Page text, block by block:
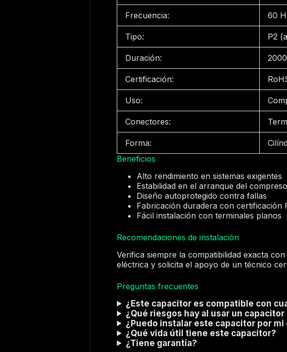
Frecuencia: 60
Tipo: P2
Duración:
Certificación:
Uso:
Conectores:
Forma:
Beneficios
Alto rendimiento en sistemas exigentes
Estabilidad en el arranque del
Diseño autoprotegido contra fallas
Fabricación duradera con certificación
Fácil instalación con terminales planos
Recomendaciones de instalación
Verifica siempre la compatibilidad exacta
eléctrica y solicita el apoyo de un técnico
Preguntas frecuentes
¿Este capacitor es compatible con
¿Qué riesgos hay al usar un
¿Puedo instalar este capacitor por mi
¿Qué vida útil tiene este capacitor?
¿Tiene garantía?